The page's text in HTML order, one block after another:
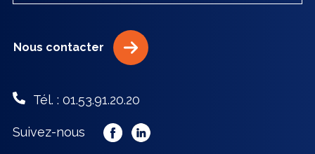
Nous contacter
Tél. : 01.53.91.20.20
Suivez-nous